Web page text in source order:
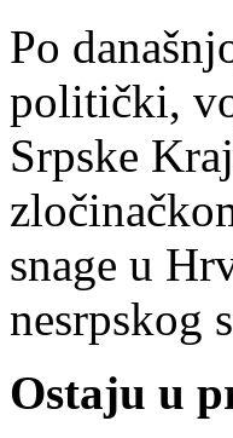
Po
politički,
Srpske
snage u
nesrpskog
Ostaju u